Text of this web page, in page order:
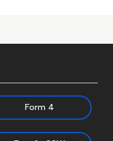
Form 4